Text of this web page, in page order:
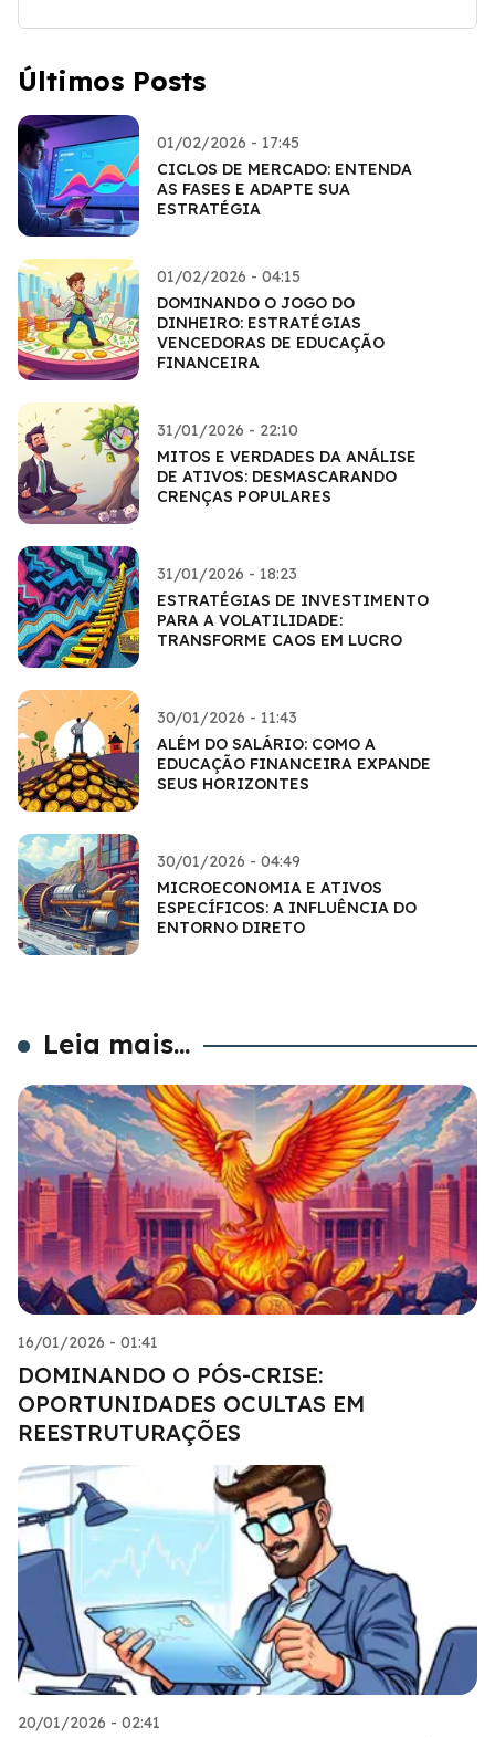
Últimos Posts
01/02/2026 - 17:45
CICLOS DE MERCADO: ENTENDA
AS FASES E ADAPTE SUA
ESTRATÉGIA
01/02/2026 - 04:15
DOMINANDO O JOGO DO
DINHEIRO: ESTRATÉGIAS
VENCEDORAS DE EDUCAÇÃO
FINANCEIRA
31/01/2026 - 22:10
MITOS E VERDADES DA ANÁLISE
DE ATIVOS: DESMASCARANDO
CRENÇAS POPULARES
31/01/2026 - 18:23
ESTRATÉGIAS DE INVESTIMENTO
PARA A VOLATILIDADE:
TRANSFORME CAOS EM LUCRO
30/01/2026 - 11:43
ALÉM DO SALÁRIO: COMO A
EDUCAÇÃO FINANCEIRA EXPANDE
SEUS HORIZONTES
30/01/2026 - 04:49
MICROECONOMIA E ATIVOS
ESPECÍFICOS: A INFLUÊNCIA DO
ENTORNO DIRETO
Leia mais...
16/01/2026 - 01:41
DOMINANDO O PÓS-CRISE:
OPORTUNIDADES OCULTAS EM
REESTRUTURAÇÕES
20/01/2026 - 02:41